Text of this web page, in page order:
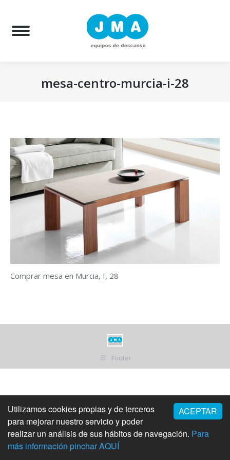
ACEPTAR
Utilizamos cookies propias y de terceros
para mejorar nuestro servicio y poder
realizar un análisis de sus hábitos de navegación. Para
más información pinchar AQUÍ
mesa-centro-murcia-i-28
Comprar mesa en Murcia, I, 28
Footer